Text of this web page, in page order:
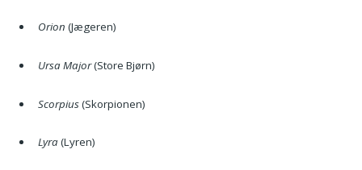
Orion (Jægeren)
Ursa Major(Store Bjørn)
Scorpius(Skorpionen)
Lyra(Lyren)